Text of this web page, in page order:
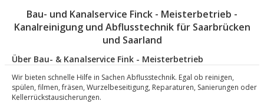
Bau- und Kanalservice Finck - Meisterbetrieb -
Kanalreinigung und Abflusstechnik für Saarbrücken
und Saarland
Über Bau- & Kanalservice Fink - Meisterbetrieb
Wir bieten schnelle Hilfe in Sachen Abflusstechnik. Egal ob reinigen,
spülen, filmen, fräsen, Wurzelbeseitigung, Reparaturen, Sanierungen oder
Kellerrückstausicherungen.